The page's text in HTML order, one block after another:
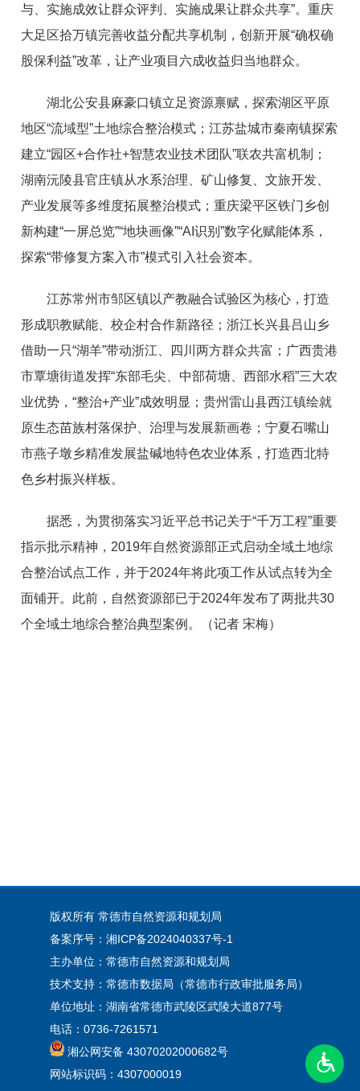
与、实施成效让群众评判、实施成果让群众共享”。重庆
大足区拾万镇完善收益分配共享机制，创新开展“确权确
股保利益”改革，让产业项目六成收益归当地群众。
湖北公安县麻豪口镇立足资源禀赋，探索湖区平原
地区“流域型”土地综合整治模式；江苏盐城市秦南镇探索
建立“园区+合作社+智慧农业技术团队”联农共富机制；
湖南沅陵县官庄镇从水系治理、矿山修复、文旅开发、
产业发展等多维度拓展整治模式；重庆梁平区铁门乡创
新构建“一屏总览”“地块画像”“AI识别”数字化赋能体系，
探索“带修复方案入市”模式引入社会资本。
江苏常州市邹区镇以产教融合试验区为核心，打造
形成职教赋能、校企村合作新路径；浙江长兴县吕山乡
借助一只“湖羊”带动浙江、四川两方群众共富；广西贵港
市覃塘街道发挥“东部毛尖、中部荷塘、西部水稻”三大农
业优势，“整治+产业”成效明显；贵州雷山县西江镇绘就
原生态苗族村落保护、治理与发展新画卷；宁夏石嘴山
市燕子墩乡精准发展盐碱地特色农业体系，打造西北特
色乡村振兴样板。
据悉，为贯彻落实习近平总书记关于“千万工程”重要
指示批示精神，2019年自然资源部正式启动全域土地综
合整治试点工作，并于2024年将此项工作从试点转为全
面铺开。此前，自然资源部已于2024年发布了两批共30
个全域土地综合整治典型案例。（记者 宋梅）
版权所有 常德市自然资源和规划局
备案序号：湘ICP备2024040337号-1
主办单位：常德市自然资源和规划局
技术支持：常德市数据局（常德市行政审批服务局）
单位地址：湖南省常德市武陵区武陵大道877号
电话：0736-7261571
湘公网安备 43070202000682号
网站标识码：4307000019